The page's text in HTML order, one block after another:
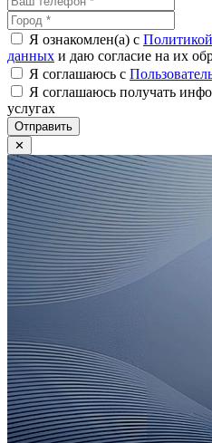
Я ознакомлен(а) с
данных и даю согласие на их
Я соглашаюсь c
Я соглашаюсь получать
услугах
Отправить
✕